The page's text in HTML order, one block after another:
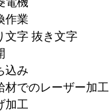
作業
文字 抜き文字
込み
材でのレーザー加工
加工